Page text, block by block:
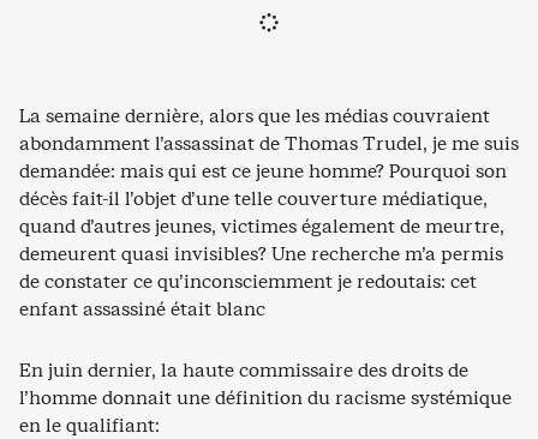
La semaine dernière, alors que les médias couvraient
abondamment l’assassinat de Thomas Trudel, je me suis
demandée: mais qui est ce jeune homme? Pourquoi son
décès fait-il l’objet d’une telle couverture médiatique,
quand d’autres jeunes, victimes également de meurtre,
demeurent quasi invisibles? Une recherche m’a permis
de constater ce qu’inconsciemment je redoutais: cet
enfant assassiné était blanc
En juin dernier, la haute commissaire des droits de
l’homme donnait une définition du racisme systémique
en le qualifiant: